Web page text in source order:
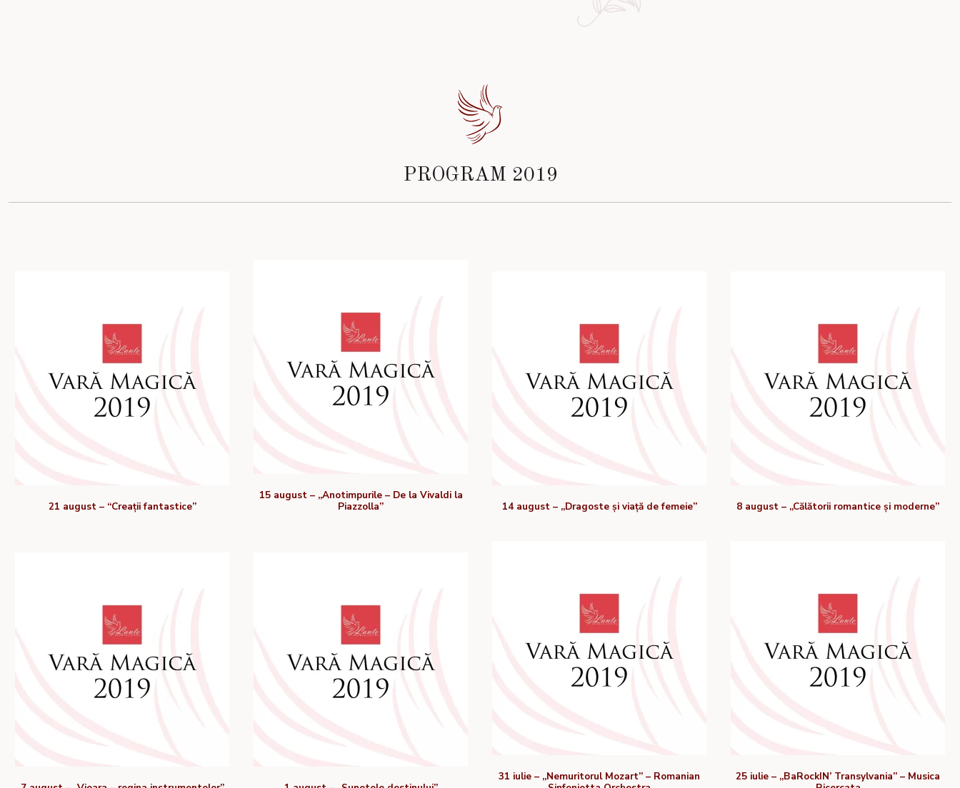
PROGRAM 2019
21 august – “Creații fantastice”
15 august – „Anotimpurile – De la Vivaldi la
Piazzolla”
14 august – „Dragoste și viață de femeie” 8 august – „Călătorii romantice și moderne”
31 iulie – „Nemuritorul Mozart” – Romanian
25 iulie – „BaRockIN’ Transylvania” – Musica